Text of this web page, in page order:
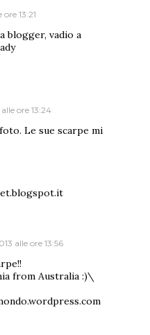
13:21
blogger, vadio a
ore 13:24
Le sue scarpe mi
alle ore 13:56
from Australia :)\